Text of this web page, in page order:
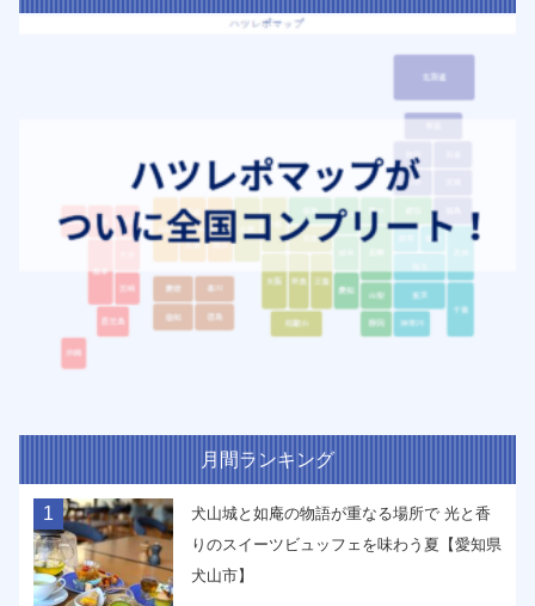
月間ランキング
1
犬山城と如庵の物語が重なる場所で 光と香
りのスイーツビュッフェを味わう夏【愛知県
犬山市】